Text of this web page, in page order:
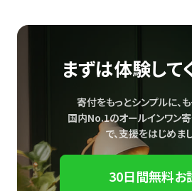
まずは体験して
寄付をもっとシンプルに、
国内No.1のオールインワン
で、支援をはじめまし
30日間無料お